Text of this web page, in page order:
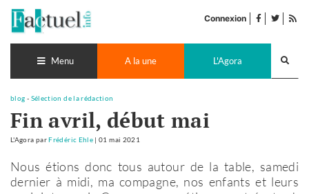
contenu
Connexion facebook
twitter
Menu A la une L'Agora
blog - Sélection de la rédaction
Fin avril, début mai
L'Agora parFrédéric Ehle |01 mai 2021
Nous étions donc tous autour de la table, samedi
dernier à midi, ma compagne, nos enfants et leurs